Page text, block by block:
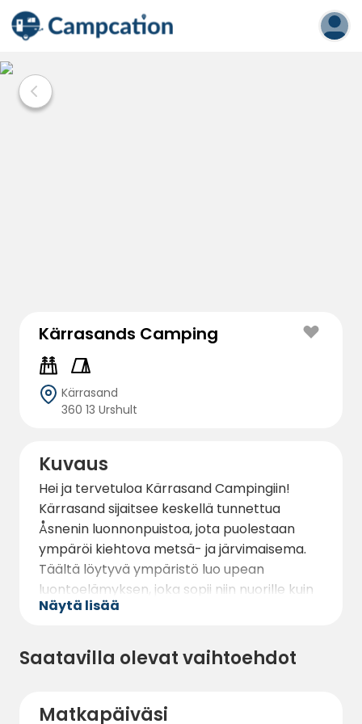
Kärrasands Camping
Kärrasand
360 13 Urshult
Kuvaus
Hei ja tervetuloa Kärrasand Campingiin!
Kärrasand sijaitsee keskellä tunnettua
Åsnenin luonnonpuistoa, jota puolestaan
ympäröi kiehtova metsä- ja järvimaisema.
Täältä löytyvä ympäristö luo upean
luontoelämyksen, joka sopii niin nuorille kuin
vanhoillekin.
leirintäpaikalle sekä asuntovaunu-,
paikoista on sähkö, mutta on myös joitakin
Näytä lisää
Saatavilla olevat vaihtoehdot
Matkapäiväsi